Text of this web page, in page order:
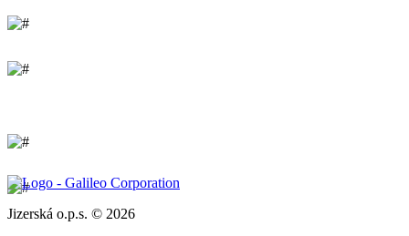
Jizerská o.p.s. © 2026